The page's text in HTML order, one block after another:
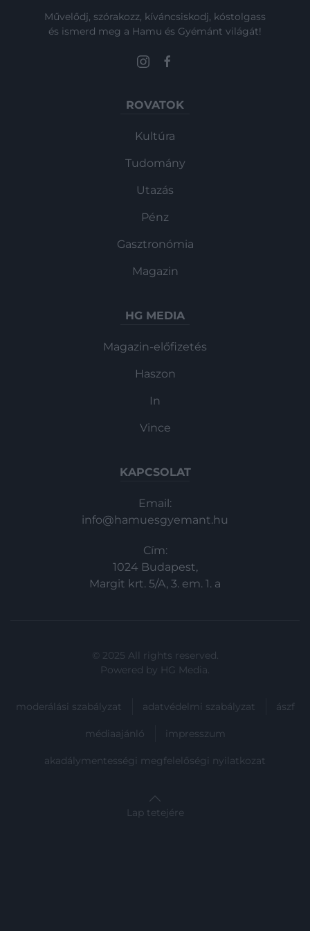
Művelődj, szórakozz, kíváncsiskodj, kóstolgass
és ismerd meg a Hamu és Gyémánt világát!
ROVATOK
Kultúra
Tudomány
Utazás
Pénz
Gasztronómia
Magazin
HG MEDIA
Magazin-előfizetés
Haszon
In
Vince
KAPCSOLAT
Email:
info@hamuesgyemant.hu
Cím:
1024 Budapest,
Margit krt. 5/A, 3. em. 1. a
© 2025 All rights reserved.
Powered by HG Media.
moderálási szabályzat adatvédelmi szabályzat ászf
médiaajánló impresszum
akadálymentességi megfelelőségi nyilatkozat
Lap tetejére